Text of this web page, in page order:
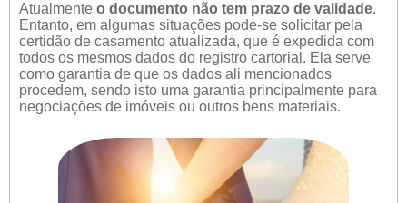
Atualmente o documento não tem prazo de validade.
Entanto, em algumas situações pode-se solicitar pela
certidão de casamento atualizada, que é expedida com
todos os mesmos dados do registro cartorial. Ela serve
como garantia de que os dados ali mencionados
procedem, sendo isto uma garantia principalmente para
negociações de imóveis ou outros bens materiais.